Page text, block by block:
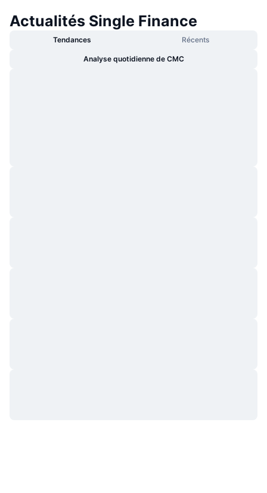
Actualités Single Finance
Tendances Récents
Analyse quotidienne de CMC